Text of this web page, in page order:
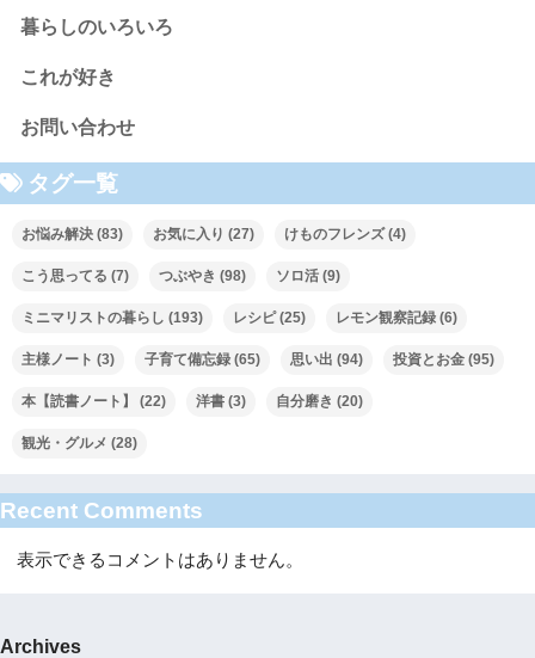
暮らしのいろいろ
これが好き
お問い合わせ
タグ一覧
お悩み解決 (83) お気に入り (27) けものフレンズ(4)
こう思ってる (7) つぶやき (98) ソロ活 (9)
ミニマリストの暮らし (193) レシピ(25) レモン観察記録 (6)
主様ノート (3) 子育て備忘録 (65) 思い出 (94) 投資とお金 (95)
本【読書ノート】 (22) 洋書 (3) 自分磨き (20)
観光・グルメ (28)
Recent Comments
表示できるコメントはありません。
Archives